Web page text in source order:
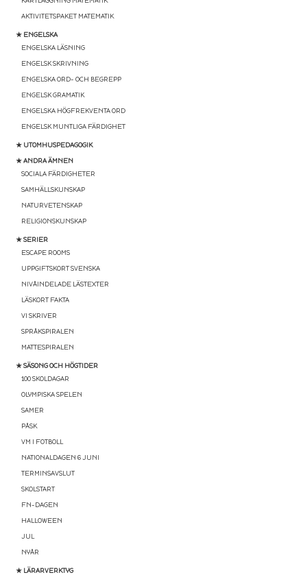
AKTIVITETSPAKET MATEMATIK
★ ENGELSKA
ENGELSKA LÄSNING
ENGELSK SKRIVNING
ENGELSKA ORD- OCH BEGREPP
ENGELSK GRAMATIK
ENGELSKA HÖGFREKVENTA ORD
ENGELSK MUNTLIGA FÄRDIGHET
★ UTOMHUSPEDAGOGIK
★ ANDRA ÄMNEN
SOCIALA FÄRDIGHETER
SAMHÄLLSKUNSKAP
NATURVETENSKAP
RELIGIONSKUNSKAP
★ SERIER
ESCAPE ROOMS
UPPGIFTSKORT SVENSKA
NIVÅINDELADE LÄSTEXTER
LÄSKORT FAKTA
VI SKRIVER
SPRÅKSPIRALEN
MATTESPIRALEN
★ SÄSONG OCH HÖGTIDER
100 SKOLDAGAR
OLYMPISKA SPELEN
SAMER
PÅSK
VM I FOTBOLL
NATIONALDAGEN 6 JUNI
TERMINSAVSLUT
SKOLSTART
FN-DAGEN
HALLOWEEN
JUL
NYÅR
★ LÄRARVERKTYG